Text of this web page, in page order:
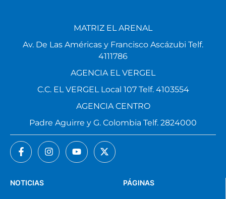
PÁGINAS
NOTICIAS
MATRIZ EL ARENAL
Av. De Las Américas y Francisco Ascázubi Telf.
4111786
AGENCIA EL VERGEL
C.C. EL VERGEL Local 107 Telf. 4103554
AGENCIA CENTRO
Padre Aguirre y G. Colombia Telf. 2824000